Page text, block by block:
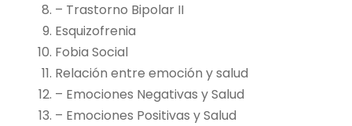
– Trastorno Bipolar II
Esquizofrenia
Fobia Social
Relación entre emoción y salud
– Emociones Negativas y Salud
– Emociones Positivas y Salud